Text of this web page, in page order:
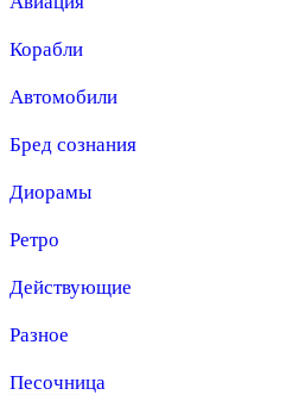
Корабли
Автомобили
Бред сознания
Диорамы
Ретро
Действующие
Разное
Песочница